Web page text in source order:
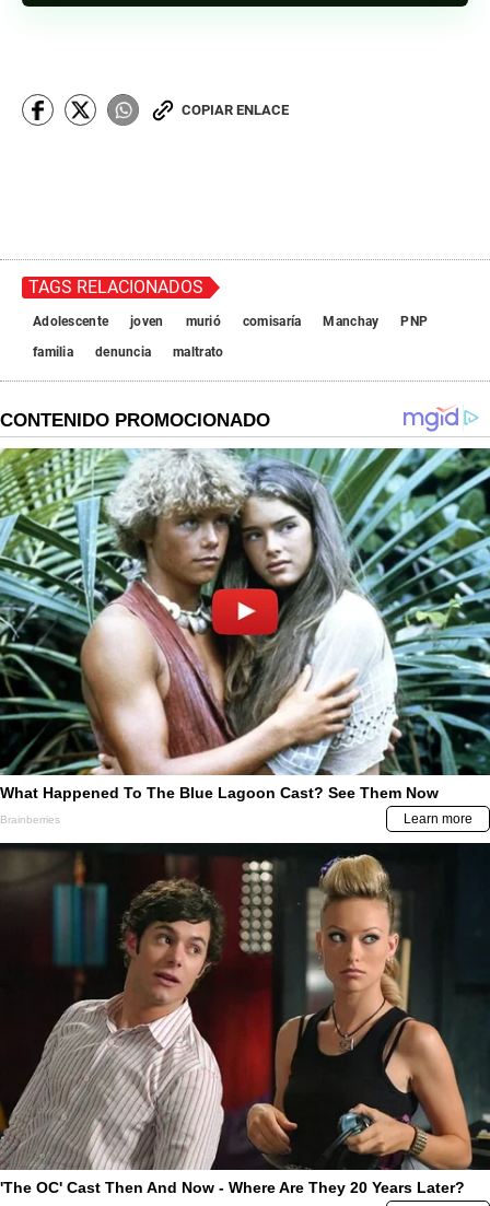
COPIAR ENLACE
TAGS RELACIONADOS
Adolescente joven murió comisaría Manchay
PNP
familia
denuncia maltrato